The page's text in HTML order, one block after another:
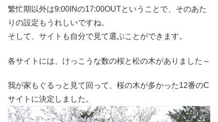
繁忙期以外は9:00INの17:00OUTということで、そのあた
りの設定もうれしいですね。
そして、サイトも自分で見て選ぶことができます。
各サイトには、けっこうな数の桜と松の木がありました～
我が家もぐるっと見て回って、桜の木が多かった12番のC
サイトに決定しました。